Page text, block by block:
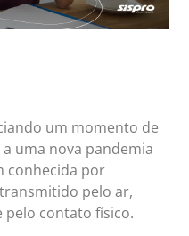
um momento de
uma nova pandemia
conhecida por
pelo ar,
pelo contato físico.